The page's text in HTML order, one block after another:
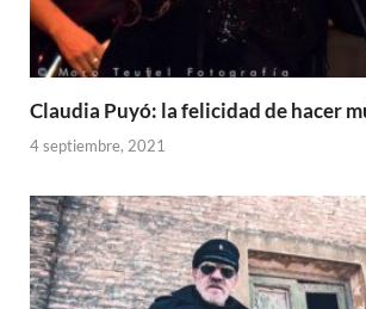
Claudia Puyó: la felicidad de hacer
4 septiembre, 2021